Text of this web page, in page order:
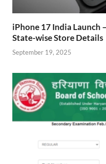
iPhone 17 India Launch
State-wise Store Details
September 19, 2025